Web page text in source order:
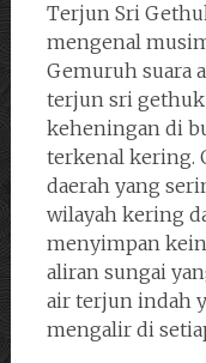
Terjun Sri
mengenal
Gemuruh suara
terjun sri
keheningan di
terkenal kering.
daerah yang
wilayah kering
menyimpan
aliran sungai
air terjun indah
mengalir di